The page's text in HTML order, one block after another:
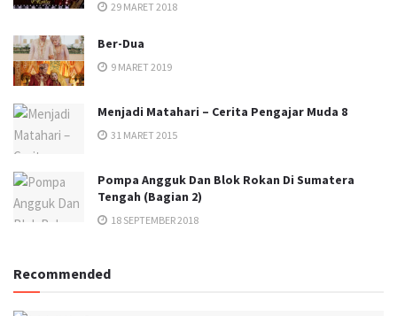
29 MARET 2018
Ber-Dua
9 MARET 2019
Menjadi Matahari – Cerita Pengajar Muda 8
31 MARET 2015
Pompa Angguk Dan Blok Rokan Di Sumatera
Tengah (Bagian 2)
18 SEPTEMBER 2018
Recommended